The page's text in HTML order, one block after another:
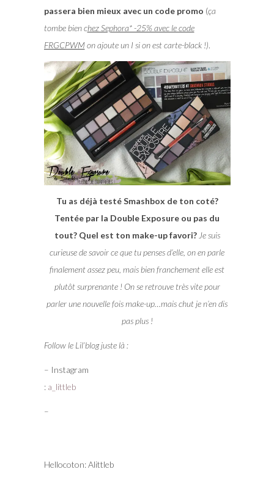
passera bien mieux avec un code promo (ça
tombe bien chez Sephora* -25% avec le code
FRGCPWM on ajoute un I si on est carte-black !).
Tu as déjà testé Smashbox de ton coté?
Tentée par la Double Exposure ou pas du
tout? Quel est ton make-up favori? Je suis
curieuse de savoir ce que tu penses d’elle, on en parle
finalement assez peu, mais bien franchement elle est
plutôt surprenante ! On se retrouve très vite pour
parler une nouvelle fois make-up…mais chut je n’en dis
pas plus !
Follow le Lil’blog juste là :
– Instagram
: a_littleb
–
Hellocoton: Alittleb